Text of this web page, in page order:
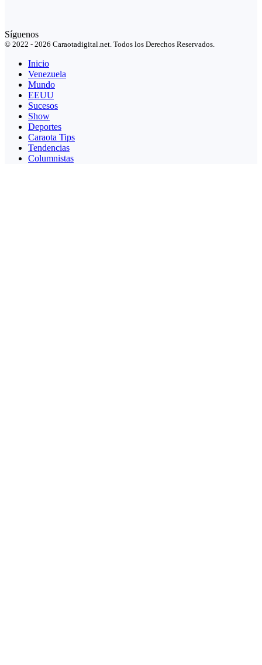
Síguenos
© 2022 - 2026 Caraotadigital.net. Todos los Derechos Reservados.
Inicio
Venezuela
Mundo
EEUU
Sucesos
Show
Deportes
Caraota Tips
Tendencias
Columnistas